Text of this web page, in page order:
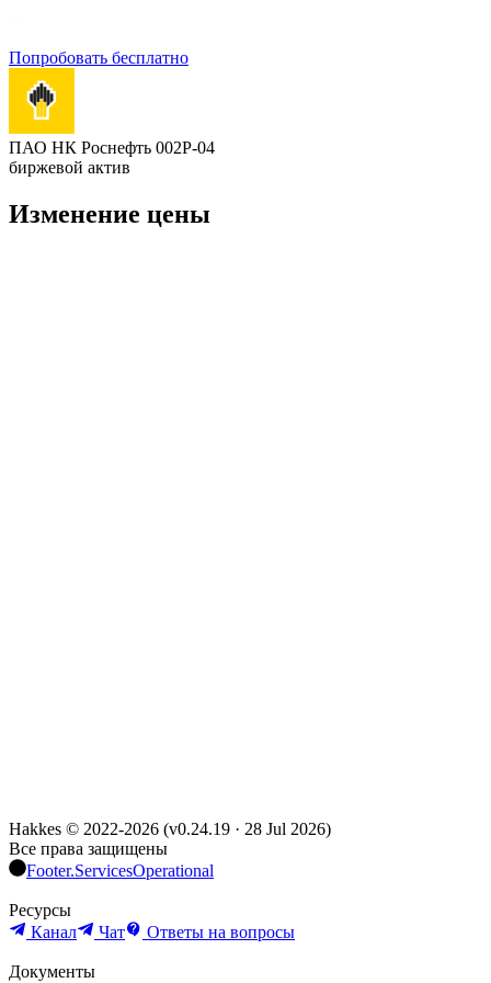
Попробовать бесплатно
ПАО НК Роснефть 002P-04
биржевой актив
Изменение цены
Hakkes © 2022-2026 (v0.24.19 · 28 Jul 2026)
Все права защищены
Footer.ServicesOperational
Ресурсы
Канал
Чат Ответы на вопросы
Документы